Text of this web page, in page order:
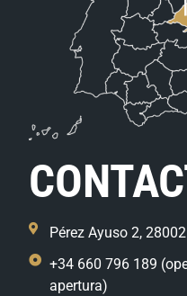
Pérez Ayuso 2,
+34 660 796 189
apertura)